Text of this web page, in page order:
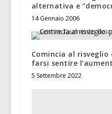
alternativa e
14 Gennaio 2006
Comincia al risveglio
farsi sentire
5 Settembre 2022